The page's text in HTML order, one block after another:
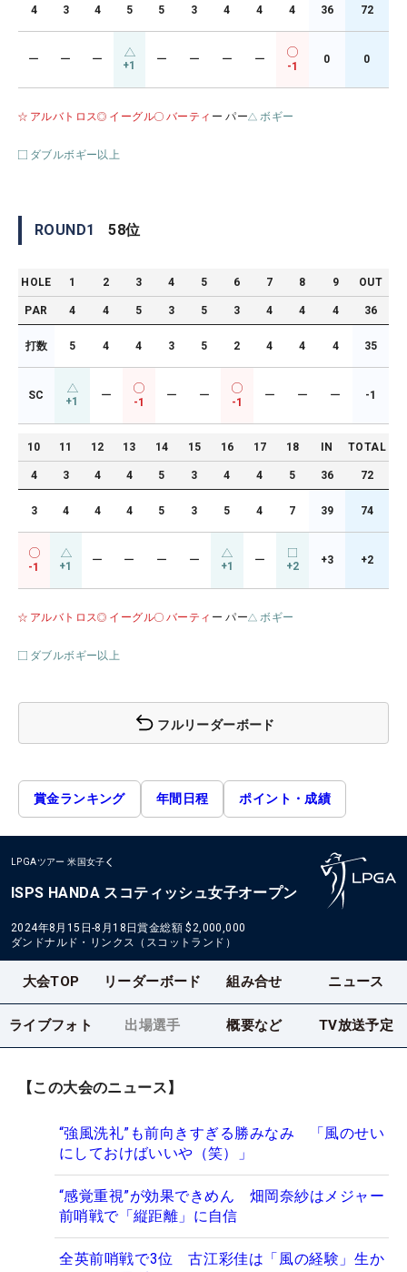
4 3 4 5 5 3 4 4 4 36 72
ー ー ー +1 ー ー ー ー
-1
0 0
アルバトロス イーグル バーティ ー パー ボギー
ダブルボギー以上
ROUND1 58位
HOLE 1 2 3 4 5 6 7 8 9 OUT
PAR 4 4 5 3 5 3 4 4 4 36
打数 5 4 4 3 5 2 4 4 4 35
SC +1 ー
-1
ー ー
-1
ー ー ー -1
10 11 12 13 14 15 16 17 18 IN TOTAL
4 3 4 4 5 3 4 4 5 36 72
3 4 4 4 5 3 5 4 7 39 74
-1 +1 ー ー ー ー +1 ー +2 +3 +2
アルバトロス イーグル バーティ ー パー ボギー
ダブルボギー以上
フルリーダーボード
賞金ランキング 年間日程 ポイント・成績
LPGAツアー 米国女子
ISPS HANDA スコティッシュ女子オープン
2024年8月15日-8月18日賞金総額 $2,000,000
ダンドナルド・リンクス（スコットランド）
大会TOP リーダーボード 組み合せ ニュース
ライブフォト 出場選手 概要など TV放送予定
【この大会のニュース】
“強風洗礼”も前向きすぎる勝みなみ 「風のせい
にしておけばいいや（笑）」
“感覚重視”が効果できめん 畑岡奈紗はメジャー
前哨戦で「縦距離」に自信
全英前哨戦で3位 古江彩佳は「風の経験」生か